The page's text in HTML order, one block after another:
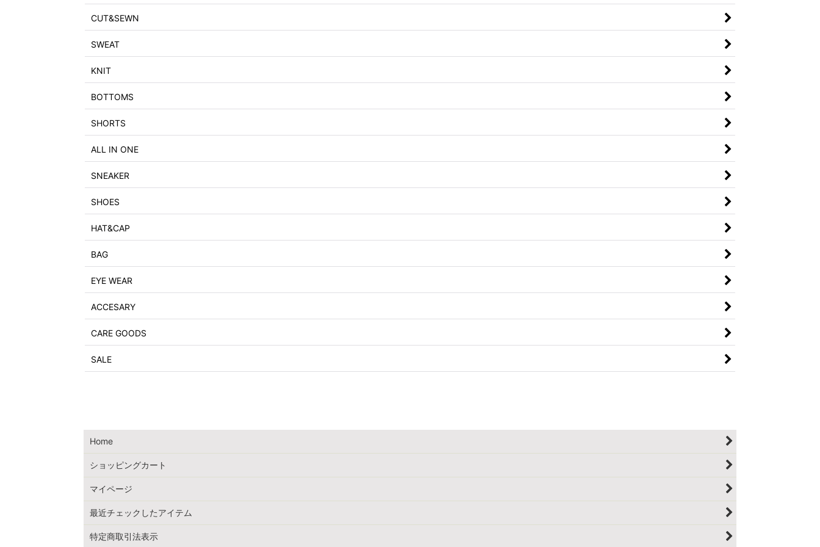
CUT&SEWN
SWEAT
KNIT
BOTTOMS
SHORTS
ALL IN ONE
SNEAKER
SHOES
HAT&CAP
BAG
EYE WEAR
ACCESARY
CARE GOODS
SALE
Home
ショッピングカート
マイページ
最近チェックしたアイテム
特定商取引法表示